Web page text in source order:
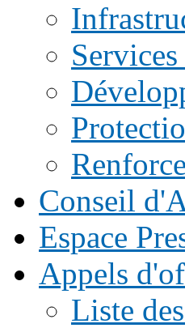
Conseil
Espace
Appels
Liste